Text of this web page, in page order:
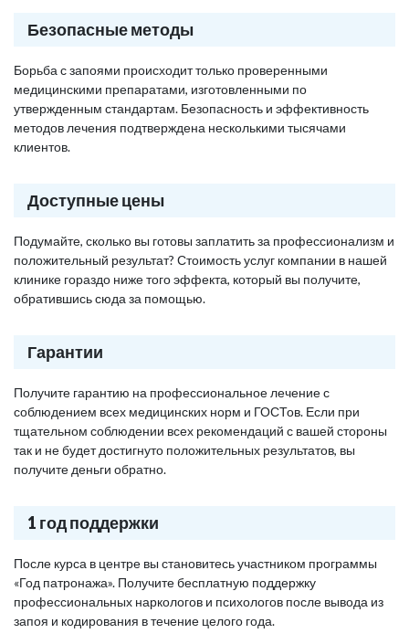
Безопасные методы
Борьба с запоями происходит только проверенными
медицинскими препаратами, изготовленными по
утвержденным стандартам. Безопасность и эффективность
методов лечения подтверждена несколькими тысячами
клиентов.
Доступные цены
Подумайте, сколько вы готовы заплатить за профессионализм и
положительный результат? Стоимость услуг компании в нашей
клинике гораздо ниже того эффекта, который вы получите,
обратившись сюда за помощью.
Гарантии
Получите гарантию на профессиональное лечение с
соблюдением всех медицинских норм и ГОСТов. Если при
тщательном соблюдении всех рекомендаций с вашей стороны
так и не будет достигнуто положительных результатов, вы
получите деньги обратно.
1 год поддержки
После курса в центре вы становитесь участником программы
«Год патронажа». Получите бесплатную поддержку
профессиональных наркологов и психологов после вывода из
запоя и кодирования в течение целого года.